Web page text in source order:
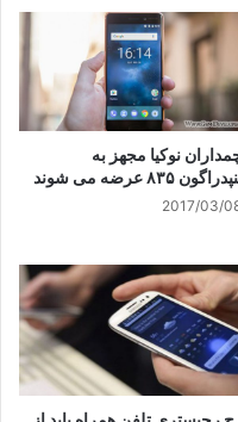
نوکیا مجهز به
۸۳۵ عرضه می شوند
2017/03/